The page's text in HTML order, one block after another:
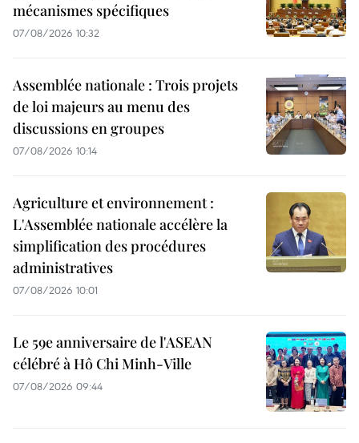
mécanismes spécifiques
07/08/2026 10:32
Assemblée nationale : Trois projets
de loi majeurs au menu des
discussions en groupes
07/08/2026 10:14
Agriculture et environnement :
L'Assemblée nationale accélère la
simplification des procédures
administratives
07/08/2026 10:01
Le 59e anniversaire de l'ASEAN
célébré à Hô Chi Minh-Ville
07/08/2026 09:44